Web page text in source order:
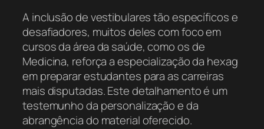
A inclusão de vestibulares tão específicos e
desafiadores, muitos deles com foco em
cursos da área da saúde, como os de
Medicina, reforça a especialização da hexag
em preparar estudantes para as carreiras
mais disputadas. Este detalhamento é um
testemunho da personalização e da
abrangência do material oferecido.